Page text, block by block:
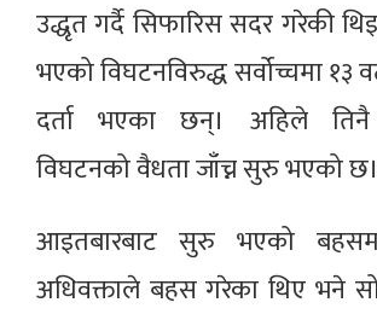
उद्धृत गर्दै सिफारिस सदर गरेकी
भएको विघटनविरुद्ध सर्वोच्चमा १३
दर्ता भएका छन्। अहिले तिनै
विघटनको वैधता जाँच्न सुरु भएको छ।
आइतबारबाट सुरु भएको
अधिवक्ताले बहस गरेका थिए भने